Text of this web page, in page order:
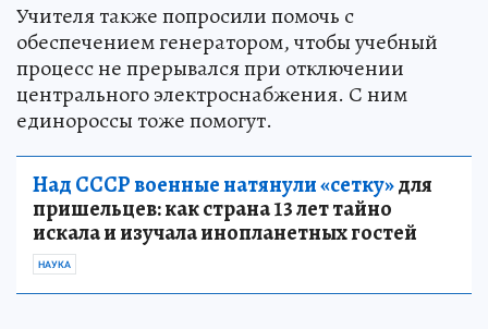
Учителя также попросили помочь с
обеспечением генератором, чтобы учебный
процесс не прерывался при отключении
центрального электроснабжения. С ним
единороссы тоже помогут.
Над СССР военные натянули «сетку»для
пришельцев: как страна 13 лет тайно
искала и изучала инопланетных гостей
НАУКА